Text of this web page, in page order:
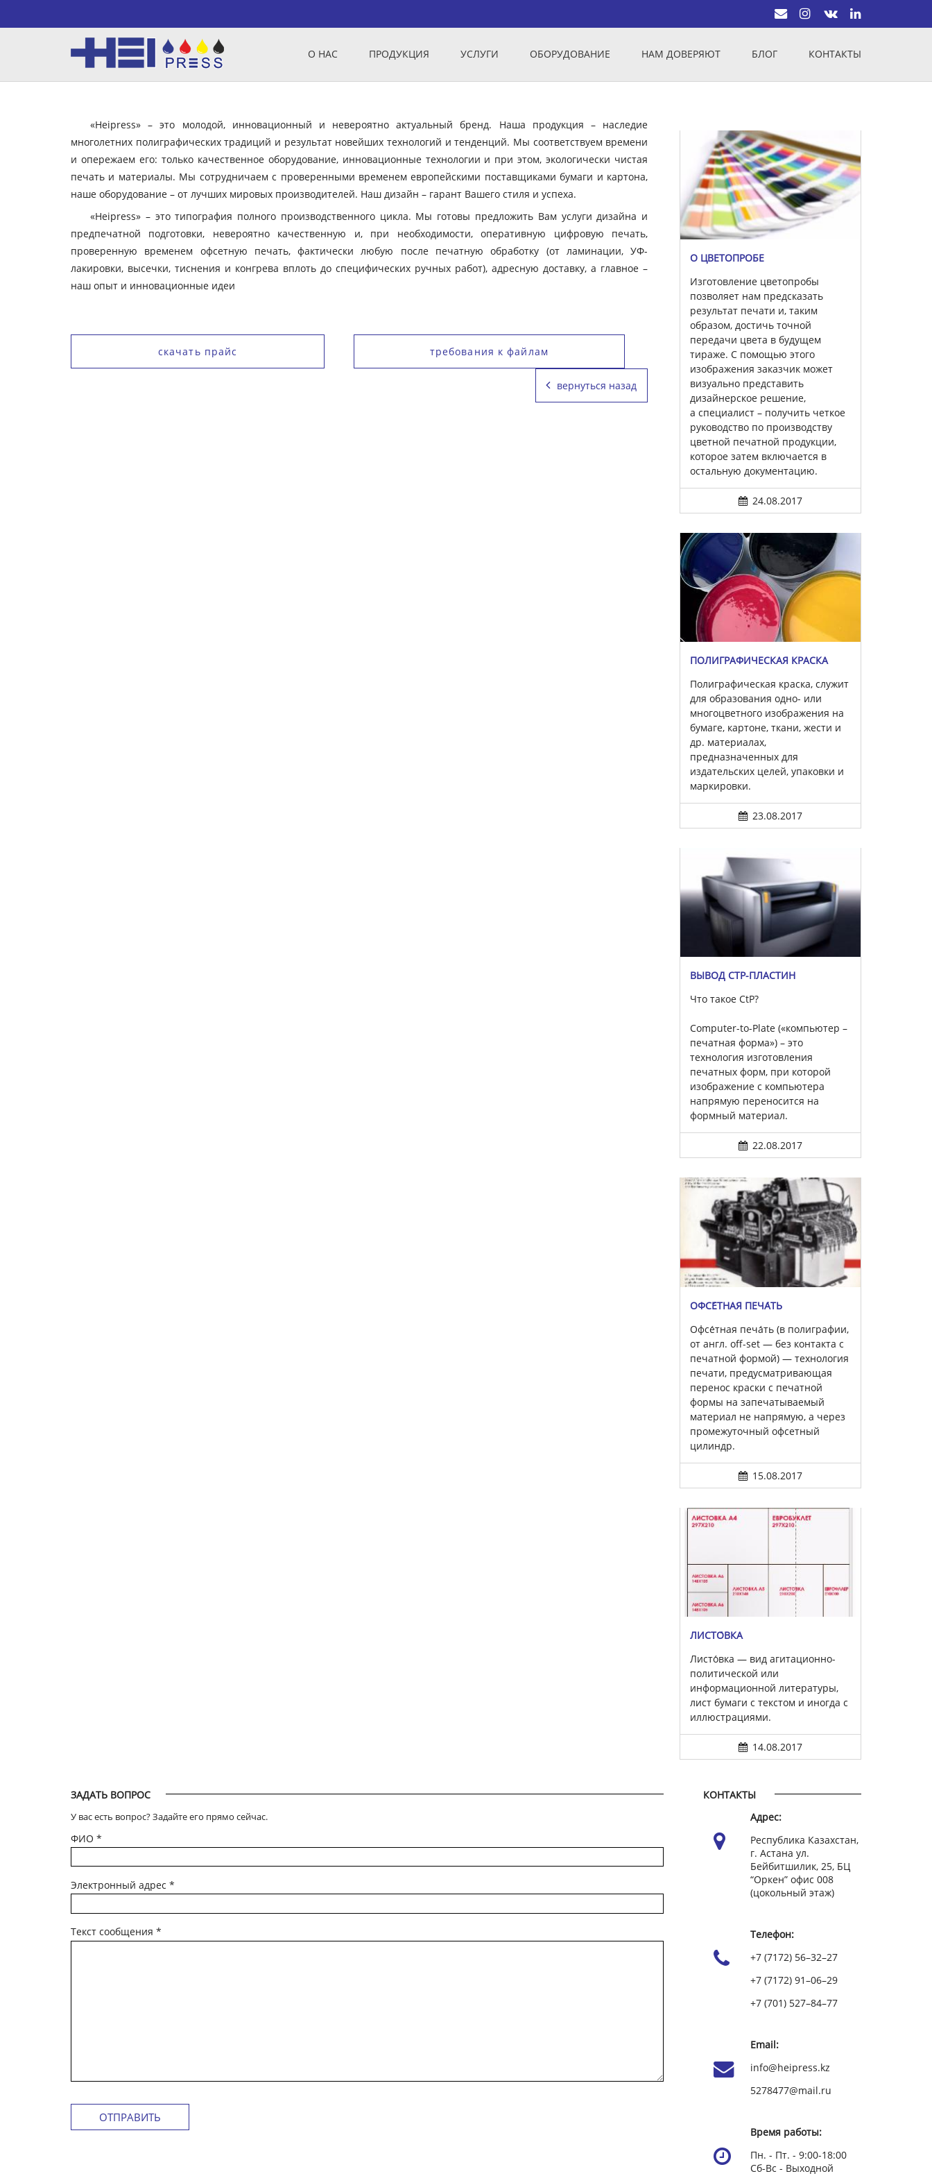
О НАС ПРОДУКЦИЯ УСЛУГИ ОБОРУДОВАНИЕ НАМ ДОВЕРЯЮТ БЛОГ КОНТАКТЫ
«Heipress» – это молодой, инновационный и невероятно актуальный бренд. Наша продукция – наследие
многолетних полиграфических традиций и результат новейших технологий и тенденций. Мы соответствуем времени
и опережаем его: только качественное оборудование, инновационные технологии и при этом, экологически чистая
печать и материалы. Мы сотрудничаем с проверенными временем европейскими поставщиками бумаги и картона,
наше оборудование – от лучших мировых производителей. Наш дизайн – гарант Вашего стиля и успеха.
«Heipress» – это типография полного производственного цикла. Мы готовы предложить Вам услуги дизайна и
предпечатной подготовки, невероятно качественную и, при необходимости, оперативную цифровую печать,
проверенную временем офсетную печать, фактически любую после печатную обработку (от ламинации, УФ-
лакировки, высечки, тиснения и конгрева вплоть до специфических ручных работ), адресную доставку, а главное –
наш опыт и инновационные идеи
скачать прайс требования к файлам
вернуться назад
О ЦВЕТОПРОБЕ
Изготовление цветопробы
позволяет нам предсказать
результат печати и, таким
образом, достичь точной
передачи цвета в будущем
тираже. С помощью этого
изображения заказчик может
визуально представить
дизайнерское решение,
а специалист – получить четкое
руководство по производству
цветной печатной продукции,
которое затем включается в
остальную документацию.
24.08.2017
ПОЛИГРАФИЧЕСКАЯ КРАСКА
Полиграфическая краска, служит
для образования одно- или
многоцветного изображения на
бумаге, картоне, ткани, жести и
др. материалах,
предназначенных для
издательских целей, упаковки и
маркировки.
23.08.2017
ВЫВОД CTP-ПЛАСТИН
Что такое CtP?
Computer-to-Plate («компьютер –
печатная форма») – это
технология изготовления
печатных форм, при которой
изображение с компьютера
напрямую переносится на
формный материал.
22.08.2017
ОФСЕ́ТНАЯ ПЕЧА́ТЬ
Офсе́тная печа́ть (в полиграфии,
от англ. off-set — без контакта с
печатной формой) — технология
печати, предусматривающая
перенос краски с печатной
формы на запечатываемый
материал не напрямую, а через
промежуточный офсетный
цилиндр.
15.08.2017
ЛИСТО́ВКА
Листо́вка — вид агитационно-
политической или
информационной литературы,
лист бумаги с текстом и иногда с
иллюстрациями.
14.08.2017
ЗАДАТЬ ВОПРОС
У вас есть вопрос? Задайте его прямо сейчас.
ФИО *
Электронный адрес *
Текст сообщения *
КОНТАКТЫ
Адрес:
Республика Казахстан,
г. Астана ул.
Бейбитшилик, 25, БЦ
“Оркен” офис 008
(цокольный этаж)
Телефон:
+7 (7172) 56–32–27
+7 (7172) 91–06–29
+7 (701) 527–84–77
Email:
info@heipress.kz
5278477@mail.ru
Время работы:
Пн. - Пт. - 9:00-18:00
Сб-Вс - Выходной